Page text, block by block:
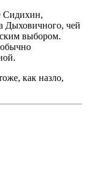
Сидихин,
Дыховичного, чей
выбором.
как назло,